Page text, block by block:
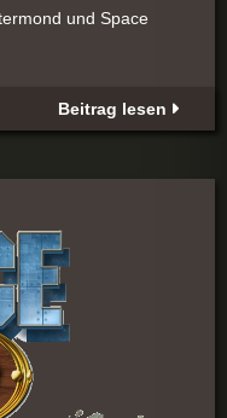
und Space
Beitrag lesen